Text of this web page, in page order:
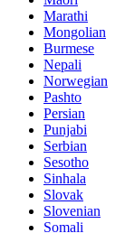
Marathi
Mongolian
Burmese
Nepali
Norwegian
Pashto
Persian
Punjabi
Serbian
Sesotho
Sinhala
Slovak
Slovenian
Somali